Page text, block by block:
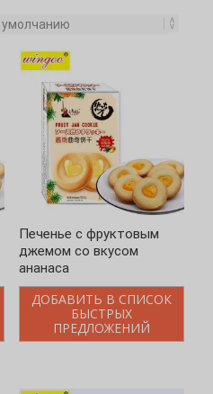
Печенье с фруктовым
джемом со вкусом
ананаса
ДОБАВИТЬ В СПИСОК
БЫСТРЫХ
ПРЕДЛОЖЕНИЙ